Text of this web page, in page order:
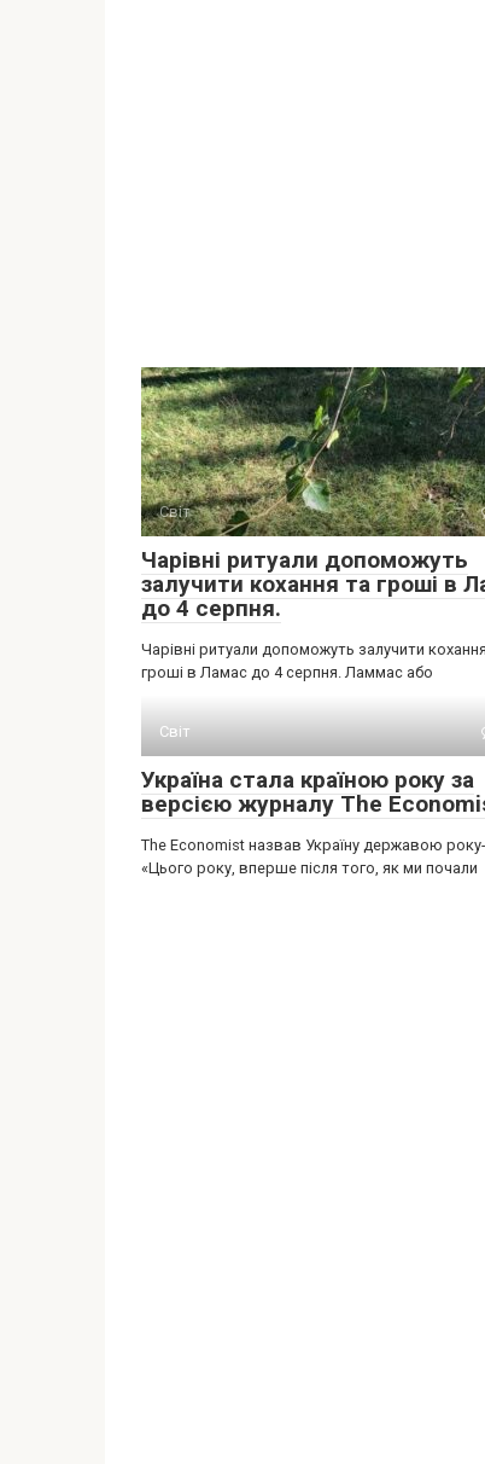
Світ
Чарівні ритуали допоможуть
залучити кохання та гроші в
до 4 серпня.
Чарівні ритуали допоможуть залучити
гроші в Ламас до 4 серпня. Ламмас або
Світ
Україна стала країною року за
версією журналу The
The Economist назвав Україну державою
«Цього року, вперше після того, як ми почали